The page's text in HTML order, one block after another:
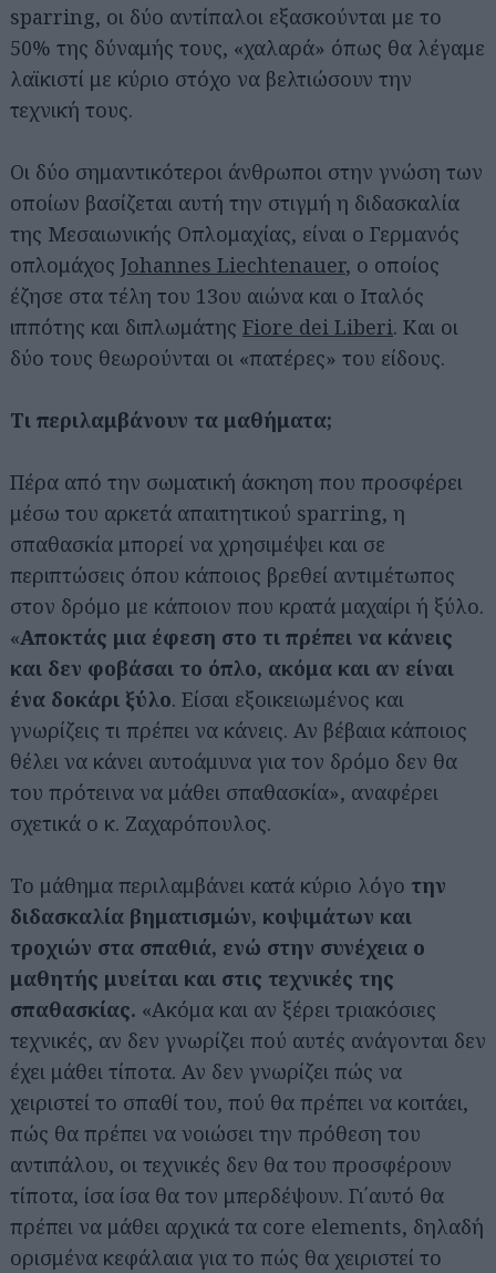
sparring, οι δύο αντίπαλοι εξασκούνται με το
50% της δύναμής τους, «χαλαρά» όπως θα λέγαμε
λαϊκιστί με κύριο στόχο να βελτιώσουν την
τεχνική τους.
Οι δύο σημαντικότεροι άνθρωποι στην γνώση των
οποίων βασίζεται αυτή την στιγμή η διδασκαλία
της Μεσαιωνικής Οπλομαχίας, είναι ο Γερμανός
οπλομάχος Johannes Liechtenauer, ο οποίος
έζησε στα τέλη του 13ου αιώνα και ο Ιταλός
ιππότης και διπλωμάτης Fiore dei Liberi. Και οι
δύο τους θεωρούνται οι «πατέρες» του είδους.
Τι περιλαμβάνουν τα μαθήματα;
Πέρα από την σωματική άσκηση που προσφέρει
μέσω του αρκετά απαιτητικού sparring, η
σπαθασκία μπορεί να χρησιμέψει και σε
περιπτώσεις όπου κάποιος βρεθεί αντιμέτωπος
στον δρόμο με κάποιον που κρατά μαχαίρι ή ξύλο.
«Αποκτάς μια έφεση στο τι πρέπει να κάνεις
και δεν φοβάσαι το όπλο, ακόμα και αν είναι
ένα δοκάρι ξύλο. Είσαι εξοικειωμένος και
γνωρίζεις τι πρέπει να κάνεις. Αν βέβαια κάποιος
θέλει να κάνει αυτοάμυνα για τον δρόμο δεν θα
του πρότεινα να μάθει σπαθασκία», αναφέρει
σχετικά ο κ. Ζαχαρόπουλος.
Το μάθημα περιλαμβάνει κατά κύριο λόγο την
διδασκαλία βηματισμών, κοψιμάτων και
τροχιών στα σπαθιά, ενώ στην συνέχεια ο
μαθητής μυείται και στις τεχνικές της
σπαθασκίας. «Ακόμα και αν ξέρει τριακόσιες
τεχνικές, αν δεν γνωρίζει πού αυτές ανάγονται δεν
έχει μάθει τίποτα. Αν δεν γνωρίζει πώς να
χειριστεί το σπαθί του, πού θα πρέπει να κοιτάει,
πώς θα πρέπει να νοιώσει την πρόθεση του
αντιπάλου, οι τεχνικές δεν θα του προσφέρουν
τίποτα, ίσα ίσα θα τον μπερδέψουν. Γι΄αυτό θα
πρέπει να μάθει αρχικά τα core elements, δηλαδή
ορισμένα κεφάλαια για το πώς θα χειριστεί το